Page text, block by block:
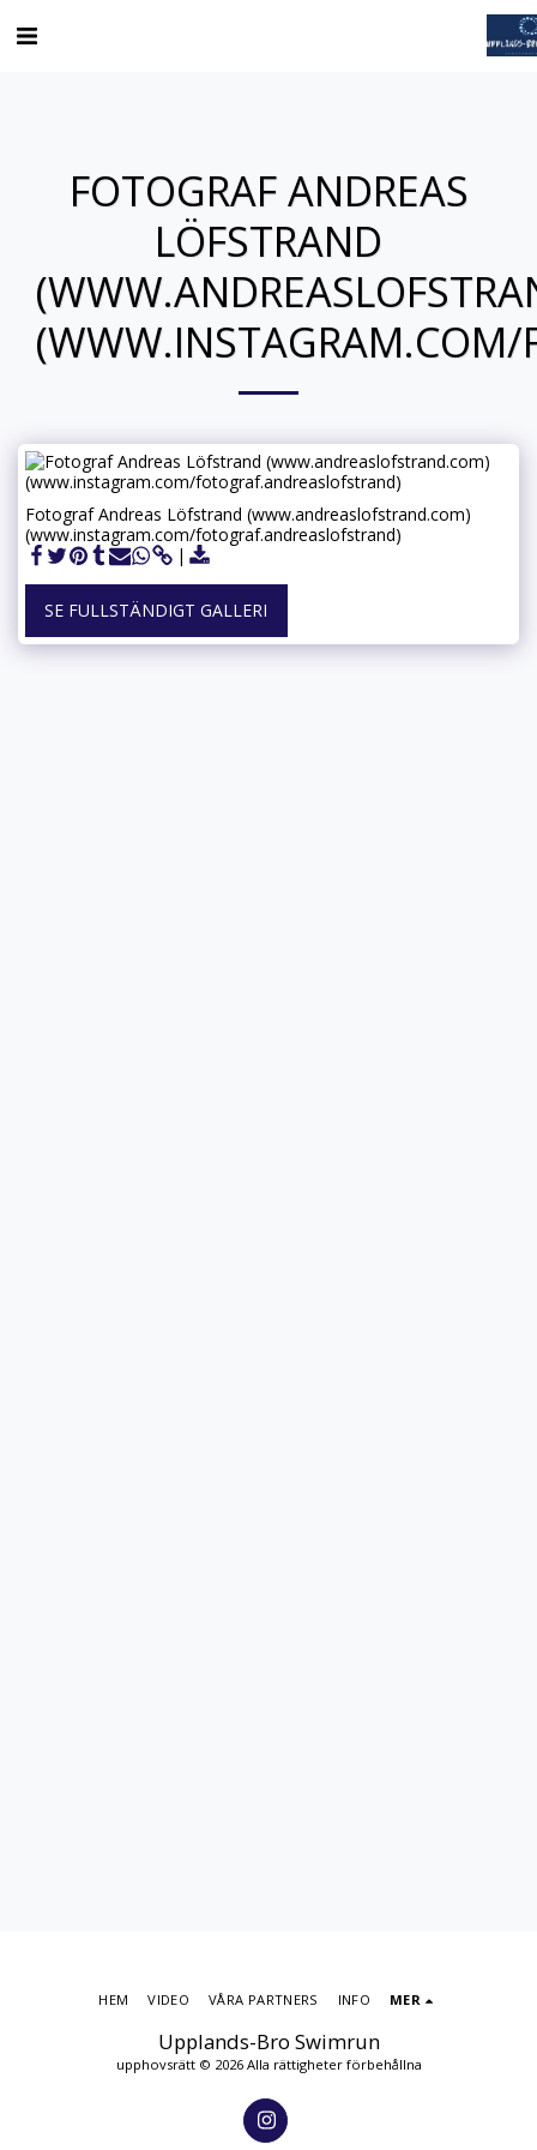
FOTOGRAF ANDREAS
LÖFSTRAND
(WWW.INSTAGRAM.COM/
Fotograf Andreas Löfstrand (www.andreaslofstrand.com)
(www.instagram.com/fotograf.andreaslofstrand)
SE FULLSTÄNDIGT GALLERI
Upplands-Bro Swimrun
upphovsrätt © 2026 Alla rättigheter förbehållna
HEM VIDEO VÅRA PARTNERS INFO MER